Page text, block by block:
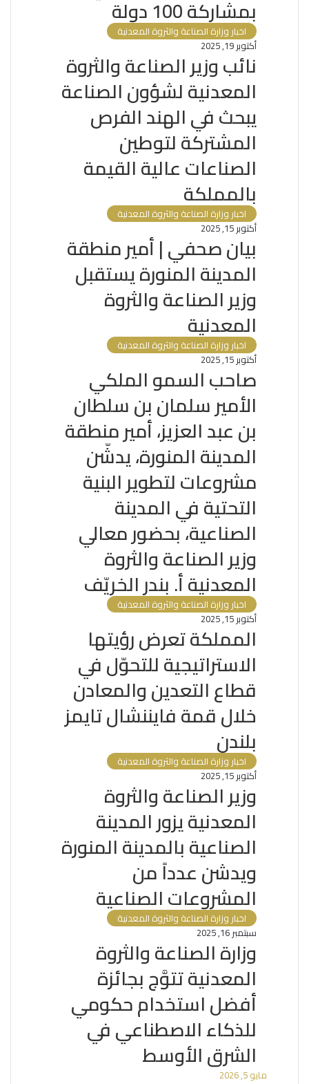
بمشاركة 100 دولة
اخبار وزارة الصناعة والثروة المعدنية
أكتوبر 19, 2025
نائب وزير الصناعة والثروة
المعدنية لشؤون الصناعة
يبحث في الهند الفرص
المشتركة لتوطين
الصناعات عالية القيمة
بالمملكة
اخبار وزارة الصناعة والثروة المعدنية
أكتوبر 15, 2025
بيان صحفي | أمير منطقة
المدينة المنورة يستقبل
وزير الصناعة والثروة
المعدنية
اخبار وزارة الصناعة والثروة المعدنية
أكتوبر 15, 2025
صاحب السمو الملكي
الأمير سلمان بن سلطان
بن عبد العزيز، أمير منطقة
المدينة المنورة، يدشّن
مشروعات لتطوير البنية
التحتية في المدينة
الصناعية، بحضور معالي
وزير الصناعة والثروة
المعدنية أ. بندر الخريّف
اخبار وزارة الصناعة والثروة المعدنية
أكتوبر 15, 2025
المملكة تعرض رؤيتها
الاستراتيجية للتحوّل في
قطاع التعدين والمعادن
خلال قمة فايننشال تايمز
بلندن
اخبار وزارة الصناعة والثروة المعدنية
أكتوبر 15, 2025
وزير الصناعة والثروة
المعدنية يزور المدينة
الصناعية بالمدينة المنورة
ويدشن عدداً من
المشروعات الصناعية
اخبار وزارة الصناعة والثروة المعدنية
سبتمبر 16, 2025
وزارة الصناعة والثروة
المعدنية تتوَّج بجائزة
أفضل استخدام حكومي
للذكاء الاصطناعي في
الشرق الأوسط
مايو 5, 2026